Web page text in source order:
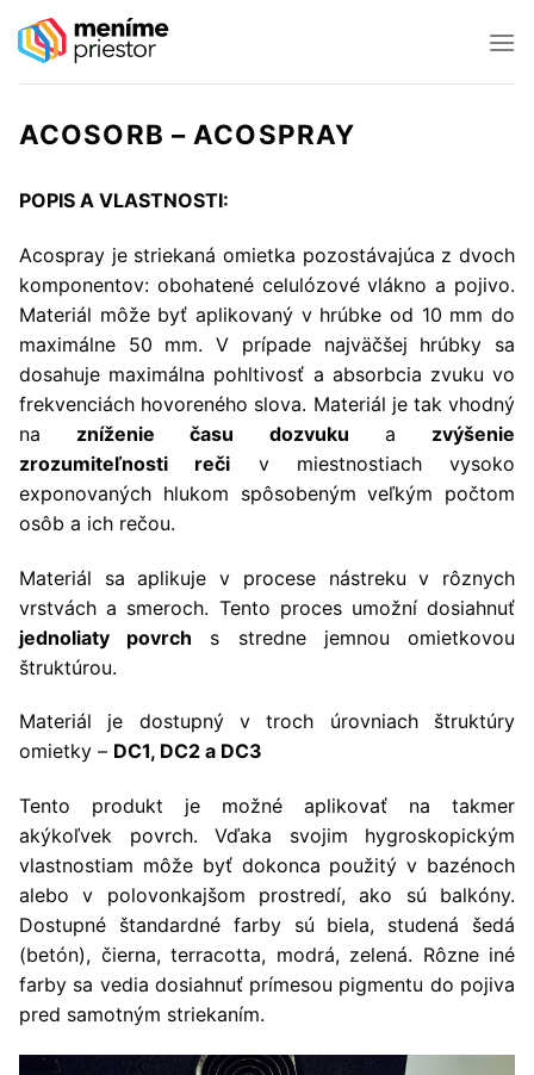
Preskočiť
na
ACOSORB – ACOSPRAY
POPIS A VLASTNOSTI:
Acospray je striekaná omietka pozostávajúca z dvoch
komponentov: obohatené celulózové vlákno a pojivo.
Materiál môže byť aplikovaný v hrúbke od 10 mm do
maximálne 50 mm. V prípade najväčšej hrúbky sa
dosahuje maximálna pohltivosť a absorbcia zvuku vo
frekvenciách hovoreného slova. Materiál je tak vhodný
na zníženie času dozvuku a zvýšenie
zrozumiteľnosti reči v miestnostiach vysoko
exponovaných hlukom spôsobeným veľkým počtom
osôb a ich rečou.
Materiál sa aplikuje v procese nástreku v rôznych
vrstvách a smeroch. Tento proces umožní dosiahnuť
jednoliaty povrch s stredne jemnou omietkovou
štruktúrou.
Materiál je dostupný v troch úrovniach štruktúry
omietky – DC1, DC2 a DC3
Tento produkt je možné aplikovať na takmer
akýkoľvek povrch. Vďaka svojim hygroskopickým
vlastnostiam môže byť dokonca použitý v bazénoch
alebo v polovonkajšom prostredí, ako sú balkóny.
Dostupné štandardné farby sú biela, studená šedá
(betón), čierna, terracotta, modrá, zelená. Rôzne iné
farby sa vedia dosiahnuť prímesou pigmentu do pojiva
pred samotným striekaním.